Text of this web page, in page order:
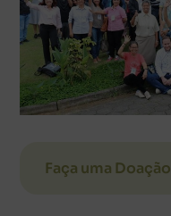
Faça uma Doação